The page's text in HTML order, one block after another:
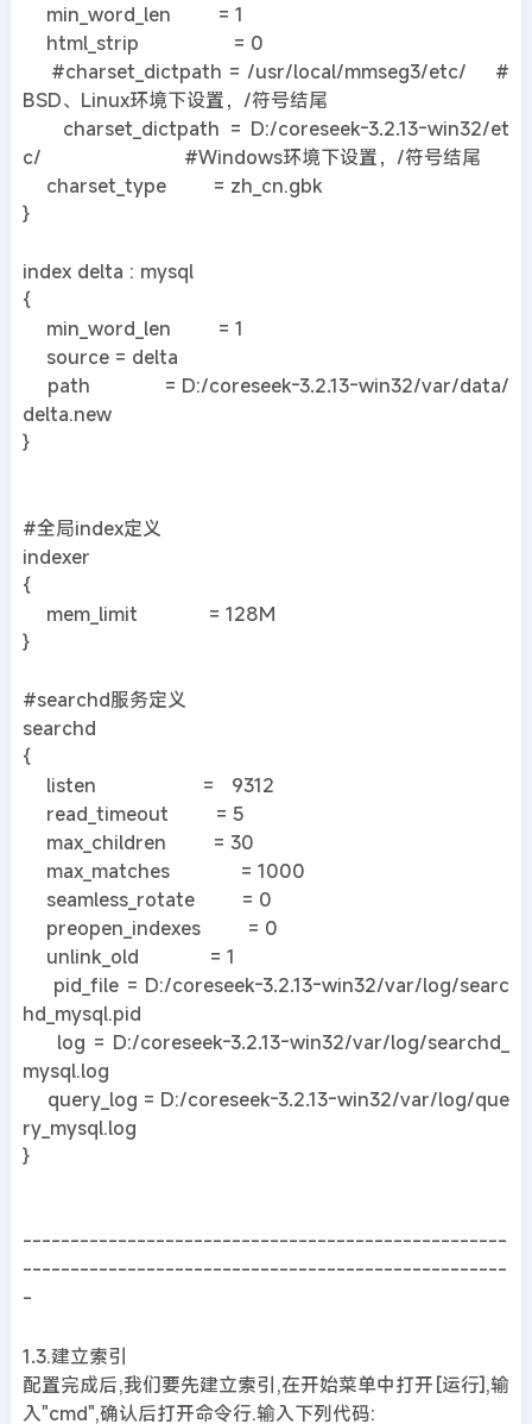
min_word_len = 1
html_strip = 0
#charset_dictpath = /usr/local/mmseg3/etc/ #
BSD、Linux环境下设置，/符号结尾
charset_dictpath = D:/coreseek-3.2.13-win32/et
c/ #Windows环境下设置，/符号结尾
charset_type = zh_cn.gbk
}
index delta : mysql
{
min_word_len = 1
source = delta
path = D:/coreseek-3.2.13-win32/var/data/
delta.new
}
#全局index定义
indexer
{
mem_limit = 128M
}
#searchd服务定义
searchd
{
listen = 9312
read_timeout = 5
max_children = 30
max_matches = 1000
seamless_rotate = 0
preopen_indexes = 0
unlink_old = 1
pid_file = D:/coreseek-3.2.13-win32/var/log/searc
hd_mysql.pid
log = D:/coreseek-3.2.13-win32/var/log/searchd_
mysql.log
query_log = D:/coreseek-3.2.13-win32/var/log/que
ry_mysql.log
}
---------------------------------------------------
---------------------------------------------------
-
1.3.建立索引
配置完成后,我们要先建立索引,在开始菜单中打开[运行],输
入"cmd",确认后打开命令行.输入下列代码: